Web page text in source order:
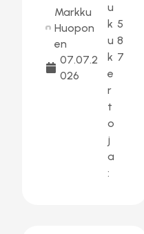
Markku
Huopon
en
07.07.2
026
u
k
u
k
e
r
t
o
j
a
:
5
8
7